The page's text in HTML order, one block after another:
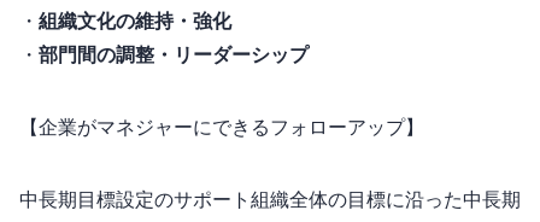
・ 組織文化の維持・強化
・ 部門間の調整・リーダーシップ
【企業がマネジャーにできるフォローアップ】
中長期目標設定のサポート: 組織全体の目標に沿った中長期